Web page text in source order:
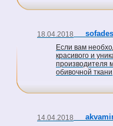
18.04.2018
Если вам
красивого и
производителя
обивочной
14.04.2018